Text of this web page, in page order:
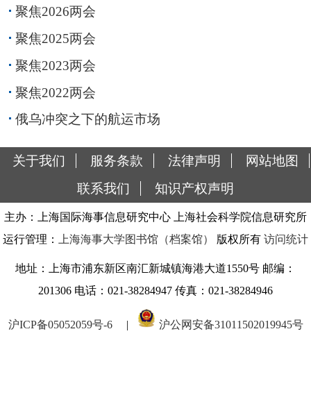
聚焦2026两会
聚焦2025两会
聚焦2023两会
聚焦2022两会
俄乌冲突之下的航运市场
关于我们 服务条款 法律声明
网站地图
联系我们
知识产权声明
主办：上海国际海事信息研究中心 上海社会科学院信息研究所
运行管理：
上海海事大学图书馆（档案馆） 版权所有 访问统计
地址：上海市浦东新区南汇新城镇海港大道1550号 邮编：
201306 电话：021-38284947 传真：021-38284946
沪ICP备05052059号-6| 沪公网安备31011502019945号